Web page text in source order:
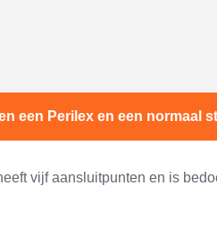
een Perilex en een normaal
vijf aansluitpunten en is